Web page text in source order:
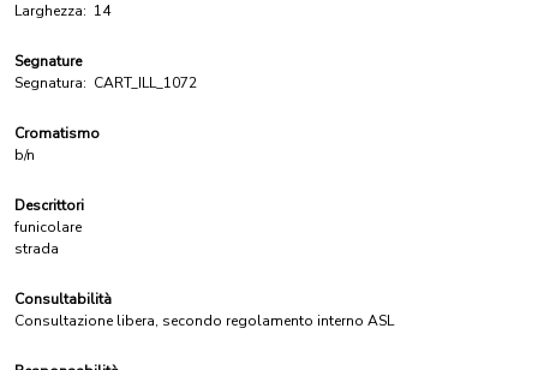
Larghezza: 14
Segnature
Segnatura: CART_ILL_1072
Cromatismo
b/n
Descrittori
funicolare
strada
Consultabilità
Consultazione libera, secondo regolamento interno ASL